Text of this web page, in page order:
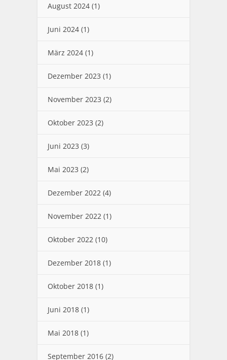
August 2024 (1)
Juni 2024 (1)
März 2024 (1)
Dezember 2023 (1)
November 2023 (2)
Oktober 2023 (2)
Juni 2023 (3)
Mai 2023 (2)
Dezember 2022 (4)
November 2022 (1)
Oktober 2022 (10)
Dezember 2018 (1)
Oktober 2018 (1)
Juni 2018 (1)
Mai 2018 (1)
September 2016 (2)